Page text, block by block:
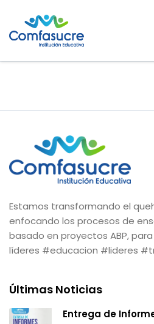
Estamos transformando el
enfocando los procesos de
basado en proyectos ABP,
líderes #educacion #lideres
Últimas Noticias
Entrega de